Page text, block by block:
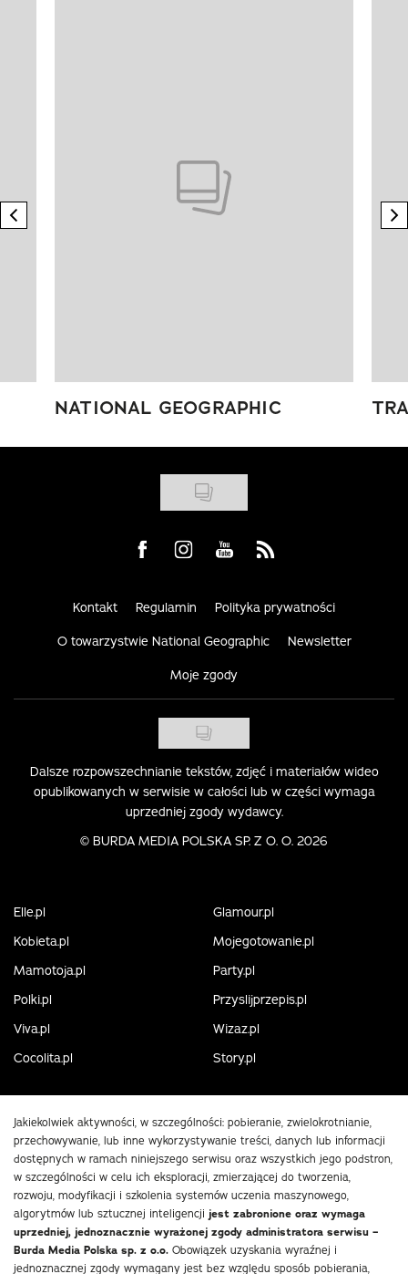
previous element
NATIONAL GEOGRAPHIC
Visit us on Facebook
Visit us on Instagram
Visit us on Youtube
Visit us on Rss
Kontakt Regulamin Polityka prywatności
O towarzystwie National Geographic Newsletter
Moje zgody
Dalsze rozpowszechnianie tekstów, zdjęć i materiałów wideo
opublikowanych w serwisie w całości lub w części wymaga
uprzedniej zgody wydawcy.
© BURDA MEDIA POLSKA SP. Z O. O. 2026
Elle.pl
Glamour.pl
Kobieta.pl
Mojegotowanie.pl
Mamotoja.pl
Party.pl
Polki.pl
Przyslijprzepis.pl
Viva.pl
Wizaz.pl
Cocolita.pl
Story.pl
Jakiekolwiek aktywności, w szczególności: pobieranie, zwielokrotnianie,
przechowywanie, lub inne wykorzystywanie treści, danych lub informacji
dostępnych w ramach niniejszego serwisu oraz wszystkich jego podstron,
w szczególności w celu ich eksploracji, zmierzającej do tworzenia,
rozwoju, modyfikacji i szkolenia systemów uczenia maszynowego,
algorytmów lub sztucznej inteligencji jest zabronione oraz wymaga
uprzedniej, jednoznacznie wyrażonej zgody administratora serwisu –
Burda Media Polska sp. z o.o. Obowiązek uzyskania wyraźnej i
jednoznacznej zgody wymagany jest bez względu sposób pobierania,